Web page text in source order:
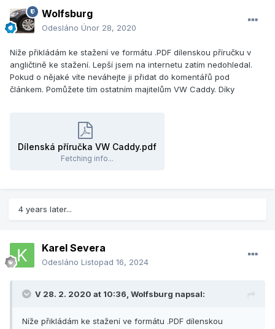
Wolfsburg
Odesláno Únor 28, 2020
Níže přikládám ke stažení ve formátu .PDF dílenskou příručku v
angličtině ke stažení. Lepší jsem na internetu zatím nedohledal.
Pokud o nějaké víte neváhejte ji přidat do komentářů pod
článkem. Pomůžete tím ostatním majitelům VW Caddy. Díky
Dílenská příručka VW Caddy.pdf
Fetching info...
4 years later...
Karel Severa
Odesláno Listopad 16, 2024
V 28. 2. 2020 at 10:36, Wolfsburg napsal:
Níže přikládám ke stažení ve formátu .PDF dílenskou